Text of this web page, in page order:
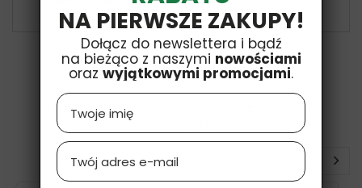
16 INNYCH PRODUKTÓW W TEJ SAMEJ
NA PIERWSZE ZAKUPY!
Dołącz do newslettera i bądź
na bieżąco z naszymi nowościami
oraz wyjątkowymi promocjami.
Name
Email